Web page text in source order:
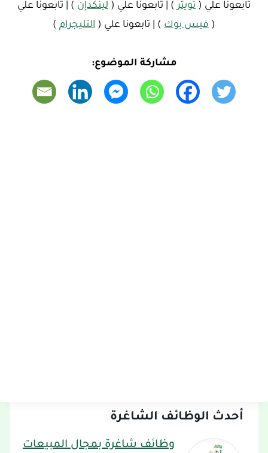
تابعونا علي ( تويتر ) | تابعونا علي ( لينكدإن ) | تابعونا علي
( فيس بوك ) | تابعونا علي ( التليجرام )
مشاركة الموضوع:
أحدث الوظائف الشاغرة
وظائف شاغرة بمجال المبيعات